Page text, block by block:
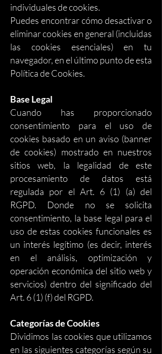
individuales de cookies.
Puedes encontrar cómo desactivar o
eliminar cookies en general (incluidas
las cookies esenciales) en tu
navegador, en el último punto de esta
Política de Cookies.
Base Legal
Cuando has proporcionado
consentimiento para el uso de
cookies basado en un aviso (banner
de cookies) mostrado en nuestros
sitios web, la legalidad de este
procesamiento de datos está
regulada por el Art. 6 (1) (a) del
RGPD. Donde no se solicita
consentimiento, la base legal para el
uso de estas cookies funcionales es
un interés legítimo (es decir, interés
en el análisis, optimización y
operación económica del sitio web y
servicios) dentro del significado del
Art. 6 (1) (f) del RGPD.
Categorías de Cookies
Dividimos las cookies que utilizamos
en las siguientes categorías según su